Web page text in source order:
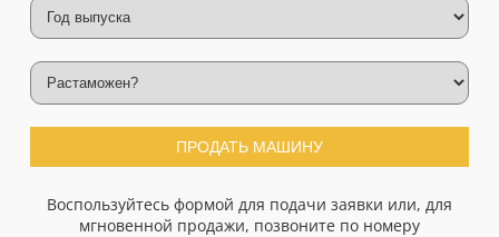
ПРОДАТЬ МАШИНУ
Воспользуйтесь формой для подачи заявки или, для
мгновенной продажи, позвоните по номеру